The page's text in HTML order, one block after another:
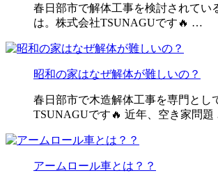
春日部市で解体工事を検討されてい
は。株式会社TSUNAGUです🔥 …
昭和の家はなぜ解体が難しいの？
春日部市で木造解体工事を専門とし
TSUNAGUです🔥 近年、空き家問
アームロール車とは？？